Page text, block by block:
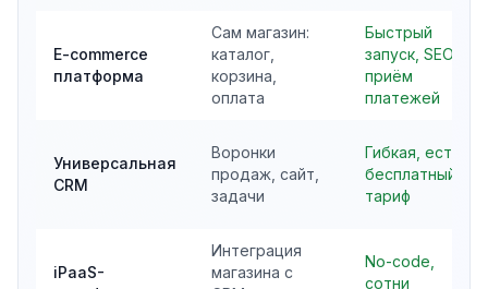
E-commerce
платформа
Сам магазин:
каталог,
корзина,
оплата
Быстрый
запуск, SEO,
приём
платежей
Универсальная
CRM
Воронки
продаж, сайт,
задачи
Гибкая, есть
бесплатный
тариф
iPaaS-
Интеграция
магазина с
No-code,
сотни